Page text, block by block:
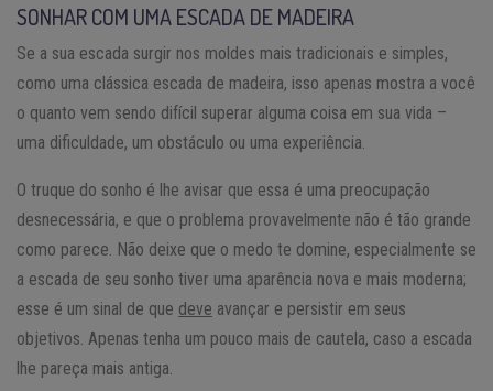
SONHAR COM UMA ESCADA DE MADEIRA
Se a sua escada surgir nos moldes mais tradicionais e simples,
como uma clássica escada de madeira, isso apenas mostra a você
o quanto vem sendo difícil superar alguma coisa em sua vida –
uma dificuldade, um obstáculo ou uma experiência.
O truque do sonho é lhe avisar que essa é uma preocupação
desnecessária, e que o problema provavelmente não é tão grande
como parece. Não deixe que o medo te domine, especialmente se
a escada de seu sonho tiver uma aparência nova e mais moderna;
esse é um sinal de que deve avançar e persistir em seus
objetivos. Apenas tenha um pouco mais de cautela, caso a escada
lhe pareça mais antiga.